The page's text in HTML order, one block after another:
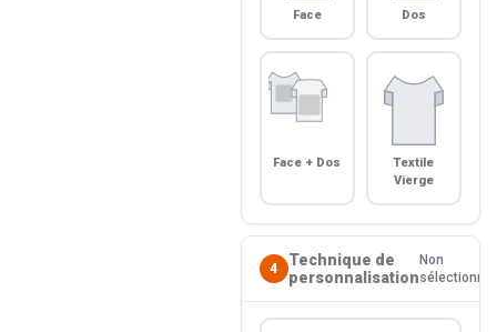
Face Dos
Face + Dos
Textile
Vierge
4
Technique de
personnalisation
Non
sélectionné